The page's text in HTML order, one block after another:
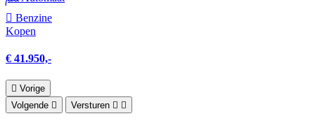
Benzine
Kopen
€ 41.950,-
Vorige
Volgende
Versturen